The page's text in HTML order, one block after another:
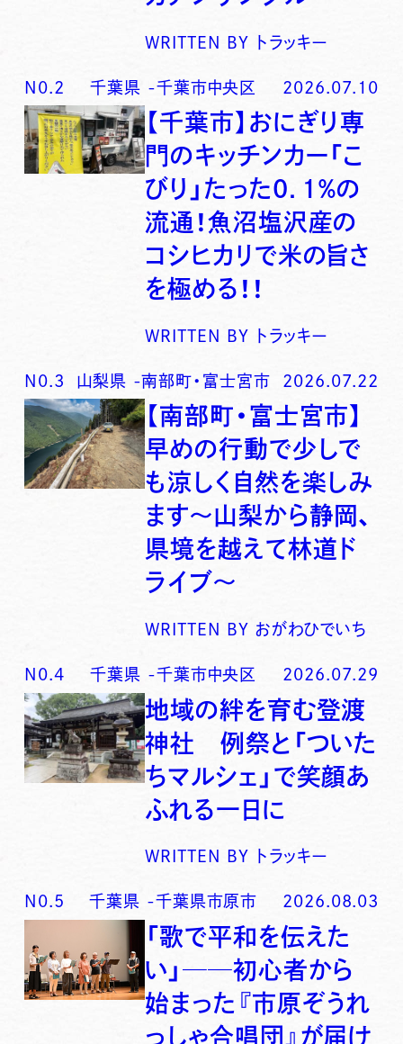
WRITTEN BY トラッキー
N0. 2 千葉県 -千葉市中央区 2026.07.10
【千葉市】おにぎり専
門のキッチンカー「こ
びり」たった0．1％の
流通！魚沼塩沢産の
コシヒカリで米の旨さ
を極める！！
WRITTEN BY トラッキー
N0. 3 山梨県 -南部町・富士宮市 2026.07.22
【南部町・富士宮市】
早めの行動で少しで
も涼しく自然を楽しみ
ます〜山梨から静岡、
県境を越えて林道ド
ライブ〜
WRITTEN BY おがわひでいち
N0.4 千葉県 -千葉市中央区 2026.07.29
地域の絆を育む登渡
神社 例祭と「ついた
ちマルシェ」で笑顔あ
ふれる一日に
WRITTEN BY トラッキー
N0. 5 千葉県 -千葉県市原市 2026.08.03
「歌で平和を伝えた
い」──初心者から
始まった『市原ぞうれ
っしゃ合唱団』が届け